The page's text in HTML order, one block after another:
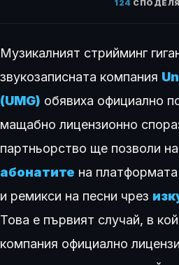
124
Музикалният стрийминг
звукозаписната компания
(UMG) обявиха официално
мащабно лицензионно
партньорство ще позволи на
абонатите на
и ремикси на песни чрез
Това е първият случай, в
компания официално